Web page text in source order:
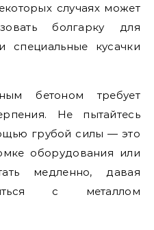
случаях может
болгарку для
специальные кусачки
бетоном требует
Не пытайтесь
грубой силы — это
оборудования или
медленно, давая
с металлом